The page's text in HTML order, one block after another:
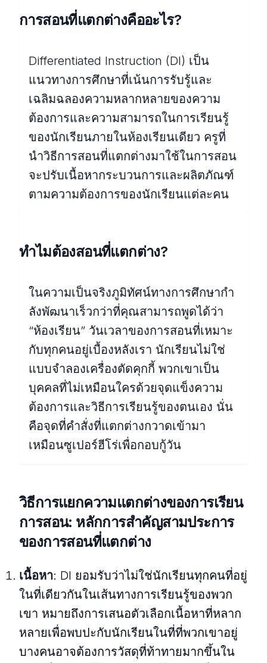
การสอนที่แตกต่างคืออะไร?
Differentiated Instruction (DI) เป็น
แนวทางการศึกษาที่เน้นการรับรู้และ
เฉลิมฉลองความหลากหลายของความ
ต้องการและความสามารถในการเรียนรู้
ของนักเรียนภายในห้องเรียนเดียว ครูที่
นําวิธีการสอนที่แตกต่างมาใช้ในการสอน
จะปรับเนื้อหากระบวนการและผลิตภัณฑ์
ตามความต้องการของนักเรียนแต่ละคน
ทําไมต้องสอนที่แตกต่าง?
ในความเป็นจริงภูมิทัศน์ทางการศึกษากํา
ลังพัฒนาเร็วกว่าที่คุณสามารถพูดได้ว่า
“ห้องเรียน” วันเวลาของการสอนที่เหมาะ
กับทุกคนอยู่เบื้องหลังเรา นักเรียนไม่ใช่
แบบจําลองเครื่องตัดคุกกี้ พวกเขาเป็น
บุคคลที่ไม่เหมือนใครด้วยจุดแข็งความ
ต้องการและวิธีการเรียนรู้ของตนเอง นั่น
คือจุดที่คําสั่งที่แตกต่างกวาดเข้ามา
เหมือนซูเปอร์ฮีโร่เพื่อกอบกู้วัน
วิธีการแยกความแตกต่างของการเรียน
การสอน: หลักการสําคัญสามประการ
ของการสอนที่แตกต่าง
เนื้อหา: DI ยอมรับว่าไม่ใช่นักเรียนทุกคนที่อยู่
ในที่เดียวกันในเส้นทางการเรียนรู้ของพวก
เขา หมายถึงการเสนอตัวเลือกเนื้อหาที่หลาก
หลายเพื่อพบปะกับนักเรียนในที่ที่พวกเขาอยู่
บางคนอาจต้องการวัสดุที่ท้าทายมากขึ้นใน